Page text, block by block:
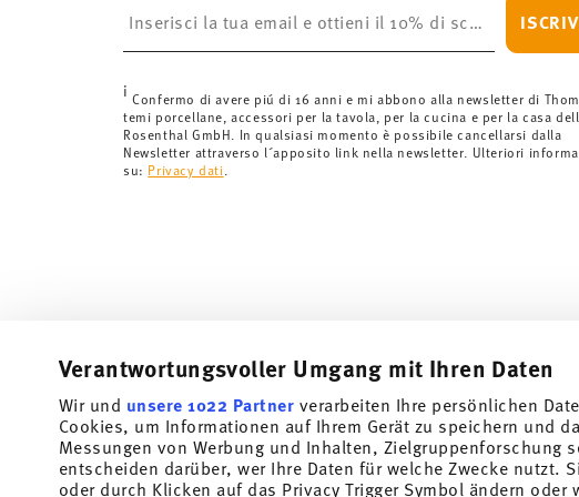
Verantwortungsvoller Umgang mit Ihren Daten
Wir und unsere 1022 Partner verarbeiten Ihre persönlichen
Cookies, um Informationen auf Ihrem Gerät zu speichern und
Messungen von Werbung und Inhalten, Zielgruppenforschung
entscheiden darüber, wer Ihre Daten für welche Zwecke nutzt.
oder durch Klicken auf das Privacy Trigger Symbol ändern oder
è gratuita.
Svizzera:Le spedizioni in Svizzera sono gratuite per ordini a
Tempi di spedizione in Italia:5-7 giorni lavorativi per gli
di consegna per altri paesiqui.
Fornitore del servizio di spedizione:Spediamo con UPS
TracciabilitàRiceverete un codice di tracciamento via e-mail
i Confermo di avere piú di 16 anni e mi abbono alla newsletter di
temi porcellane, accessori per la tavola, per la cucina e per la casa
Rosenthal GmbH. In qualsiasi momento è possibile cancellarsi dalla
Newsletter attraverso l´apposito link nella newsletter. Ulteriori
su: Privacy dati